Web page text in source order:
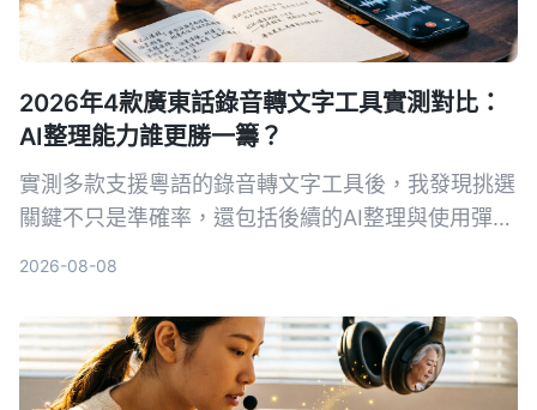
2026年4款廣東話錄音轉文字工具實測對比：
AI整理能力誰更勝一籌？
實測多款支援粵語的錄音轉文字工具後，我發現挑選
關鍵不只是準確率，還包括後續的AI整理與使用彈
2026-08-08